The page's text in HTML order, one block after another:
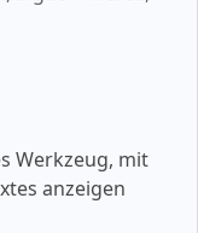
Werkzeug, mit
anzeigen